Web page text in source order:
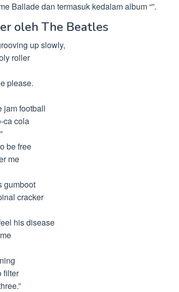
Ballade dan termasuk kedalam album “”.
oleh The Beatles
up slowly,
roller
please.
jam football
ca cola
be free
me
gumboot
cracker
his disease
filter